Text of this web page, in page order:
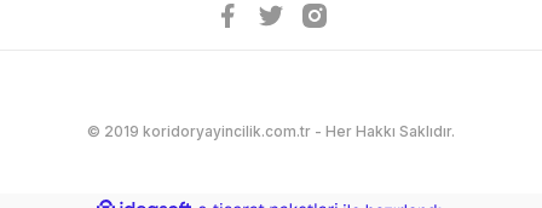
© 2019 koridoryayincilik.com.tr - Her Hakkı Saklıdır.